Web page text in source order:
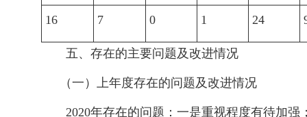
16 7 0 1 24
五、存在的主要问题及改进情况
（一）上年度存在的问题及改进情况
2020年存在的问题：一是重视程度有待加